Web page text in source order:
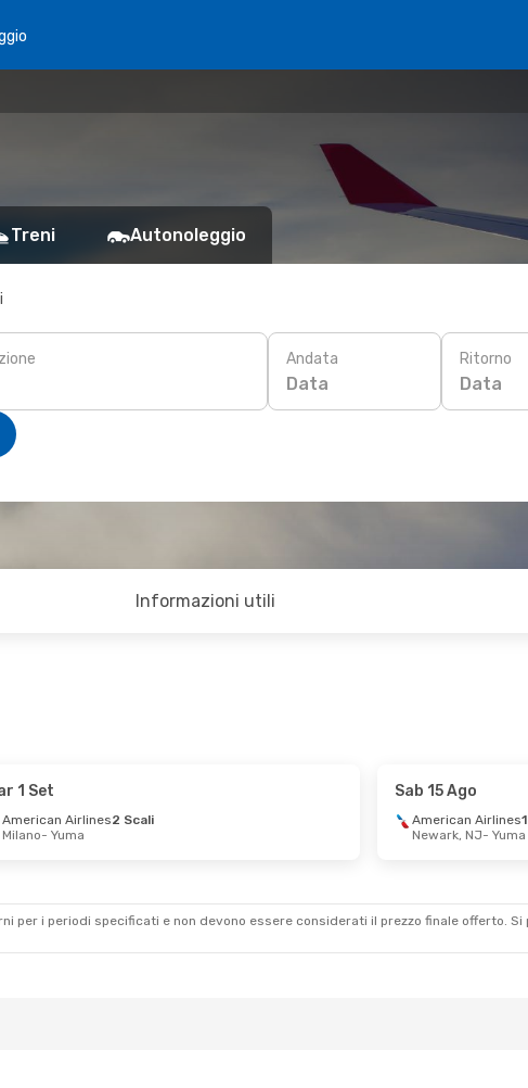
Treni Autonoleggio
Andata
Data
Ritorno
Data
Informazioni utili
1 Set
American Airlines2 Scali
Milano- Yuma
Sab 15 Ago
American Airlines
Newark, NJ- Yuma
per i periodi specificati e non devono essere considerati il ​​prezzo finale offerto.